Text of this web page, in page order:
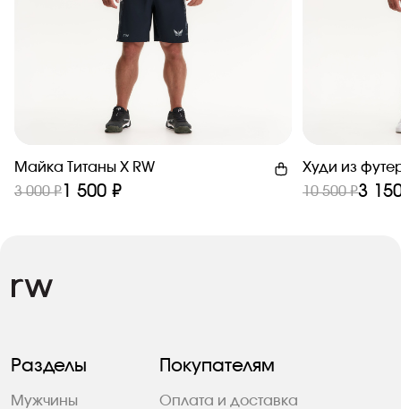
Майка Титаны X RW
3 000 ₽1 500 ₽
Худи из
10 500 ₽3
Разделы
Мужчины
Покупателям
Оплата и доставка